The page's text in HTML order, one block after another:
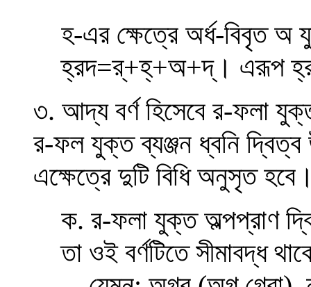
হ-এর ক্ষেত্রে অর্ধ-বিবৃত
হ্রদ=র্+হ্+অ+দ্।
৩. আদ্য বর্ণ হিসেবে র-ফলা
র-ফল যুক্ত ব্যঞ্জন ধ্বনি
এক্ষেত্রে দুটি বিধি অনুসৃত
ক. র-ফলা যুক্ত অল্পপ্রাণ
তা ওই বর্ণটিতে সীমাবদ্ধ